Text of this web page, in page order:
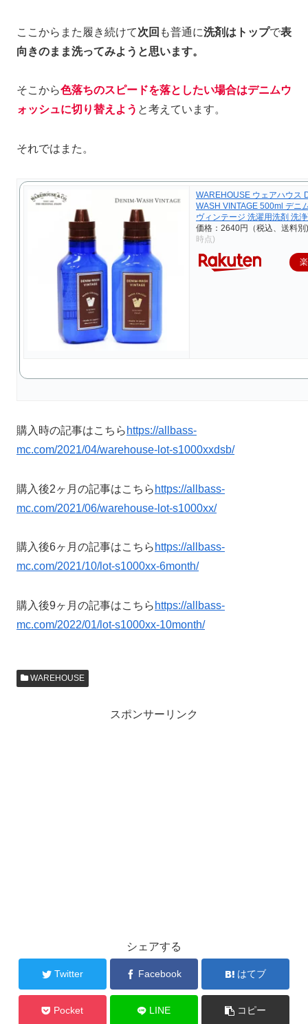
ここからまた履き続けて次回 も普通に洗剤はトップで表
向きのまま洗ってみようと思います。
そこから色落ちのスピードを落としたい場合はデニムウ
ォッシュに切り替えよう と考えています。
それではまた。
WAREHOUSE ウェアハウス
WASH VINTAGE 500ml デニ
ヴィンテージ 洗濯用洗剤 洗
価格：2640円（税込、送料別)
時点)
購入時の記事はこちら https://allbass-
mc.com/2021/04/warehouse-lot-s1000xxdsb/
購入後2ヶ月の記事はこちら https://allbass-
mc.com/2021/06/warehouse-lot-s1000xx/
購入後6ヶ月の記事はこちら https://allbass-
mc.com/2021/10/lot-s1000xx-6month/
購入後9ヶ月の記事はこちら https://allbass-
mc.com/2022/01/lot-s1000xx-10month/
WAREHOUSE
スポンサーリンク
シェアする
Twitter Facebook はてブ
Pocket LINE コピー